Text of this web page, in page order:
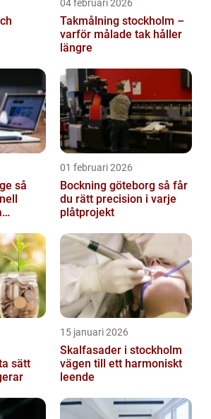
04 februari 2026
Takmålning stockholm –
varför målade tak håller
längre
01 februari 2026
Bockning göteborg så får
du rätt precision i varje
plåtprojekt
15 januari 2026
Skalfasader i stockholm
vägen till ett harmoniskt
leende